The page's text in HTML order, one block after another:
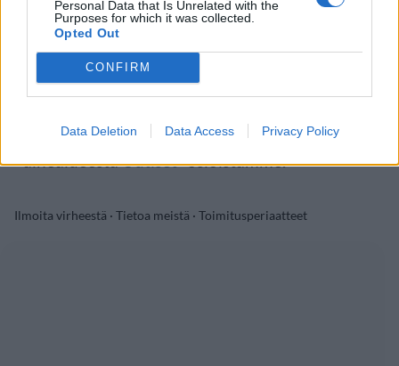
Personal Data that Is Unrelated with the
Purposes for which it was collected.
Opted Out
CONFIRM
Data Deletion Data Access Privacy Policy
lähteeksiklikkaamalla tästäja ruksittamalla
laatikon. Voit myös lukea lisää tähän artikkeliin
liittyvistä teemoista ja aiheista, kutenmarjat,
Suomi,ulkoministeriötai laajemmin samasta
aihealueestaUutiset-osioistamme.
Ilmoita virheestä · Tietoa meistä · Toimitusperiaatteet